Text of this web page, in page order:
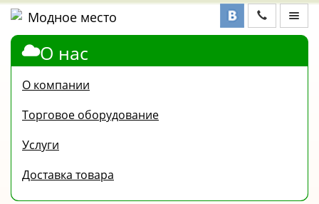
ФАБРИКИ,
ОТВЕТ
О нас
О компании
Торговое оборудование
Услуги
Доставка товара